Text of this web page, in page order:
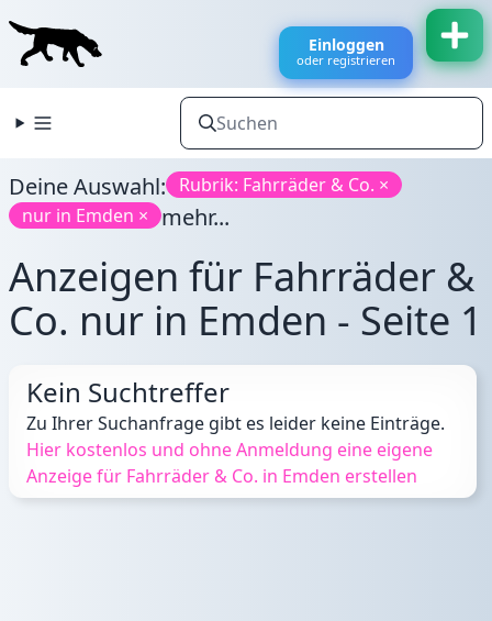
Einloggen
oder registrieren
Deine Auswahl:
Rubrik: Fahrräder & Co. ×
nur in Emden ×
mehr...
Anzeigen für Fahrräder &
Co. nur in Emden - Seite 1
Kein Suchtreffer
Zu Ihrer Suchanfrage gibt es leider keine Einträge.
Hier kostenlos und ohne Anmeldung eine eigene
Anzeige für Fahrräder & Co. in Emden erstellen